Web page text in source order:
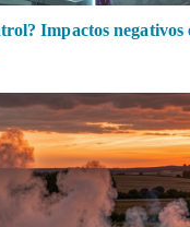
Impactos negativos